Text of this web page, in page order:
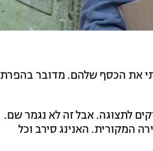
את הכסף שלהם. מדובר בהפרת
לתצוגה. אבל זה לא נגמר שם.
המקורית. האנינג סירב וכל